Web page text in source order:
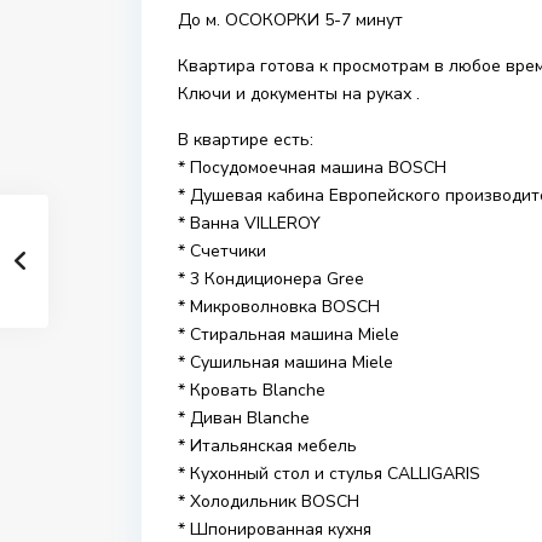
До м. ОСОКОРКИ 5-7 минут
Квартира готова к просмотрам в любое
Ключи и документы на руках .
В квартире есть:
* Посудомоечная машина BOSCH
* Душевая кабина Европейского
* Ванна VILLEROY
* Счетчики
* 3 Кондиционера Gree
* Микроволновка BOSCH
* Стиральная машина Miele
* Сушильная машина Miele
* Кровать Blanche
* Диван Blanche
* Итальянская мебель
* Кухонный стол и стулья CALLIGARIS
* Холодильник BOSCH
* Шпонированная кухня